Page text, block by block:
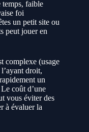
temps, faible
foi
un petit site ou
peut jouer en
complexe (usage
droit,
un
coût d’une
vous éviter des
à évaluer la